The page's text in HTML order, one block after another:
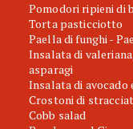
Pomodori ripieni di
Torta pasticciotto
Paella di funghi -
Insalata di
asparagi
Insalata di avocado
Crostoni di
Cobb salad